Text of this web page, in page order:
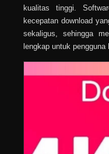
kualitas tinggi.
kecepatan download
sekaligus, sehingga
lengkap untuk pengguna